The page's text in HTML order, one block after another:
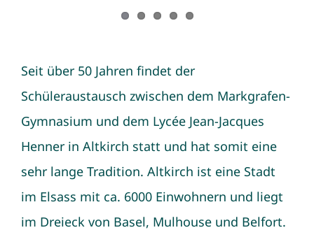
Seit über 50 Jahren findet der
Schüleraustausch zwischen dem Markgrafen-
Gymnasium und dem Lycée Jean-Jacques
Henner in Altkirch statt und hat somit eine
sehr lange Tradition. Altkirch ist eine Stadt
im Elsass mit ca. 6000 Einwohnern und liegt
im Dreieck von Basel, Mulhouse und Belfort.